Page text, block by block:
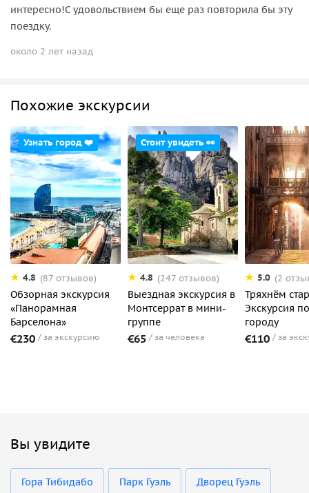
интересно!С удовольствием бы еще раз повторила бы эту
поездку.
около 2 лет назад
Похожие экскурсии
Узнать город ❤️
4.8 (87 отзывов)
Обзорная экскурсия
«Панорамная
Барселона»
€230 за экскурсию
Стоит увидеть 👀
4.8 (247 отзывов)
Выездная экскурсия в
Монтсеррат в мини-
группе
€65 за человека
5.0 (2
Тряхнём
Экскурсия
городу
€110 за
Вы увидите
Гора Тибидабо Парк Гуэль Дворец Гуэль